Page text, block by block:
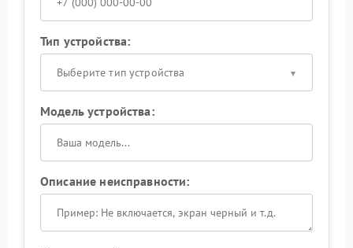
Тип устройства:
Выберите тип устройства
Модель устройства:
Описание неисправности: